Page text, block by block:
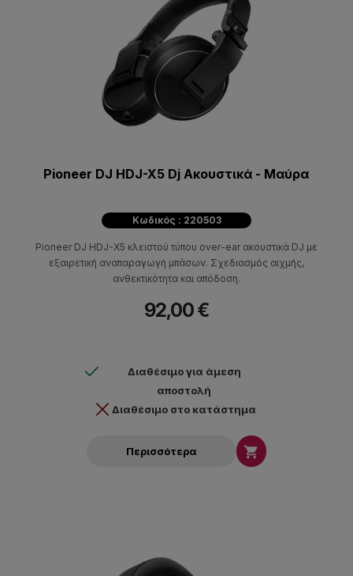
Pioneer DJ HDJ-X5 Dj Aκουστικά - Μαύρα
Κωδικός : 220503
Pioneer DJ HDJ-X5 κλειστού τύπου over-ear ακουστικά DJ με
εξαιρετική αναπαραγωγή μπάσων. Σχεδιασμός αιχμής,
ανθεκτικότητα και απόδοση.
92,00 €
Διαθέσιμο για άμεση
αποστολή
Διαθέσιμο στο κατάστημα
Περισσότερα 